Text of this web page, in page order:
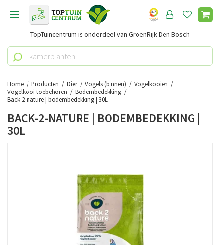
Home Producten Dier Vogels (binnen)
Vogelkooien
Vogelkooi toebehoren
Bodembedekking
Back-2-nature | bodembedekking | 30L
TopTuincentrum is onderdeel van GroenRijk Den Bosch
BACK-2-NATURE | BODEMBEDEKKING |
30L